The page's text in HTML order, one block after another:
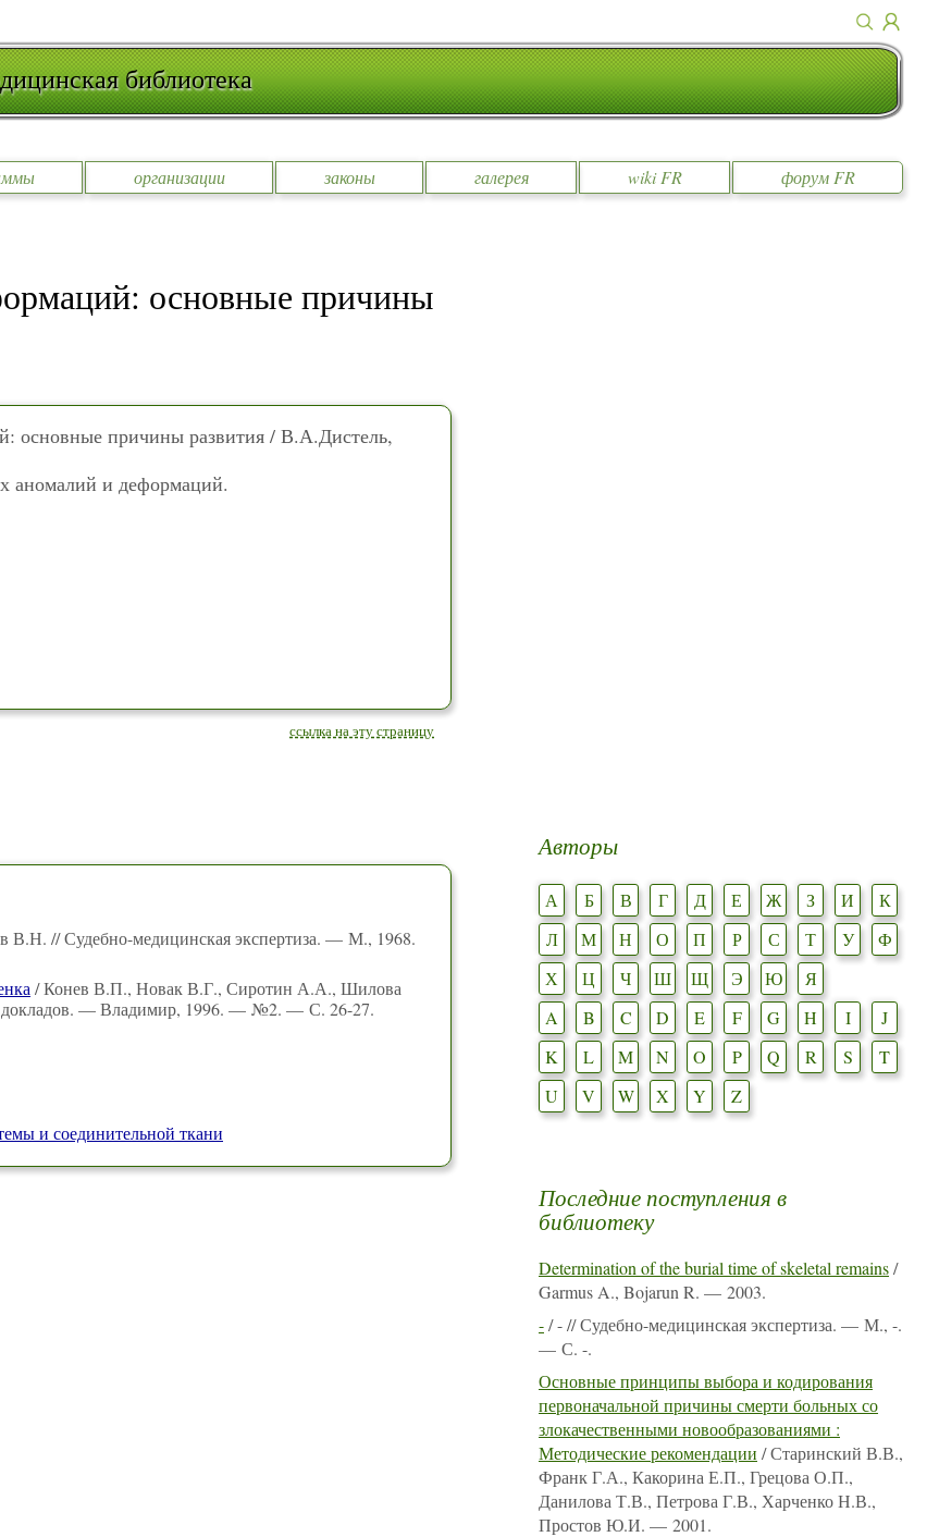
библиотека
организации законы галерея wiki FR форум FR
основные причины
основные причины развития / В.А.Дистель,
аномалий и деформаций.
ссылка на эту страницу
В.Н. // Судебно-медицинская экспертиза. — М., 1968.
/ Конев В.П., Новак В.Г., Сиротин А.А., Шилова
докладов. — Владимир, 1996. — №2. — С. 26-27.
и соединительной ткани
Авторы
А Б В Г Д Е Ж З И
К
Л
М Н О П Р С Т У
Ф
Х
Ц Ч Ш Щ Э Ю
Я
A
B C D E F G H I
J
K
L M N O P Q R S
T
U
V W X Y Z
Последние поступления в
библиотеку
Determination of the burial time of skeletal remains/
Garmus A., Bojarun R. — 2003.
-/ - // Судебно-медицинская экспертиза. — М., -.
— С. -.
Основные принципы выбора и кодирования
первоначальной причины смерти больных со
злокачественными новообразованиями :
Методические рекомендации / Старинский В.В.,
Франк Г.А., Какорина Е.П., Грецова О.П.,
Данилова Т.В., Петрова Г.В., Харченко Н.В.,
Простов Ю.И. — 2001.